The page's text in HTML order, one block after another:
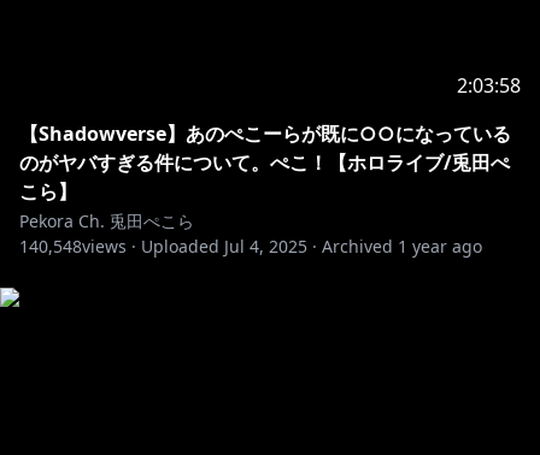
■定期的にコミュニティに壁紙やイラストの追加がある
YO！
https://www.youtube.com/channel/UC1DCedRgGHB
2:03:58
【Shadowverse】あのぺこーらが既に○○になっている
のがヤバすぎる件について。ぺこ！【ホロライブ/兎田ぺ
こら】
Pekora Ch. 兎田ぺこら
140,548views · Uploaded Jul 4, 2025 · Archived 1 year ago